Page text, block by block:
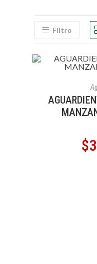
Filtro
$